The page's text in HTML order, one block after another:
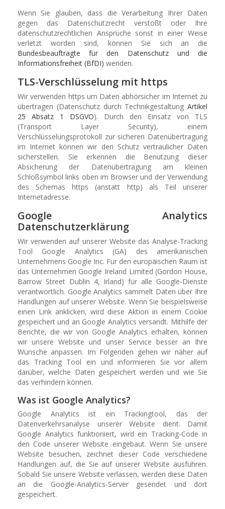
Wenn Sie glauben, dass die Verarbeitung Ihrer Daten
gegen das Datenschutzrecht verstößt oder Ihre
datenschutzrechtlichen Ansprüche sonst in einer Weise
verletzt worden sind, können Sie sich an die
Bundesbeauftragte für den Datenschutz und die
Informationsfreiheit (BfDI) wenden.
TLS-Verschlüsselung mit https
Wir verwenden https um Daten abhörsicher im Internet zu
übertragen (Datenschutz durch Technikgestaltung Artikel
25 Absatz 1 DSGVO). Durch den Einsatz von TLS
(Transport Layer Security), einem
Verschlüsselungsprotokoll zur sicheren Datenübertragung
im Internet können wir den Schutz vertraulicher Daten
sicherstellen. Sie erkennen die Benutzung dieser
Absicherung der Datenübertragung am kleinen
Schloßsymbol links oben im Browser und der Verwendung
des Schemas https (anstatt http) als Teil unserer
Internetadresse.
Google Analytics
Datenschutzerklärung
Wir verwenden auf unserer Website das Analyse-Tracking
Tool Google Analytics (GA) des amerikanischen
Unternehmens Google Inc. Für den europäischen Raum ist
das Unternehmen Google Ireland Limited (Gordon House,
Barrow Street Dublin 4, Irland) für alle Google-Dienste
verantwortlich. Google Analytics sammelt Daten über Ihre
Handlungen auf unserer Website. Wenn Sie beispielsweise
einen Link anklicken, wird diese Aktion in einem Cookie
gespeichert und an Google Analytics versandt. Mithilfe der
Berichte, die wir von Google Analytics erhalten, können
wir unsere Website und unser Service besser an Ihre
Wünsche anpassen. Im Folgenden gehen wir näher auf
das Tracking Tool ein und informieren Sie vor allem
darüber, welche Daten gespeichert werden und wie Sie
das verhindern können.
Was ist Google Analytics?
Google Analytics ist ein Trackingtool, das der
Datenverkehrsanalyse unserer Website dient. Damit
Google Analytics funktioniert, wird ein Tracking-Code in
den Code unserer Website eingebaut. Wenn Sie unsere
Website besuchen, zeichnet dieser Code verschiedene
Handlungen auf, die Sie auf unserer Website ausführen.
Sobald Sie unsere Website verlassen, werden diese Daten
an die Google-Analytics-Server gesendet und dort
gespeichert.